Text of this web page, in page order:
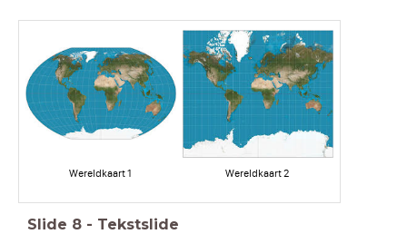
Wereldkaart 1 Wereldkaart 2
Slide 8 - Tekstslide